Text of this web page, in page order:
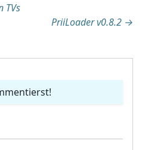
TVs
PriiLoader v0.8.2 →